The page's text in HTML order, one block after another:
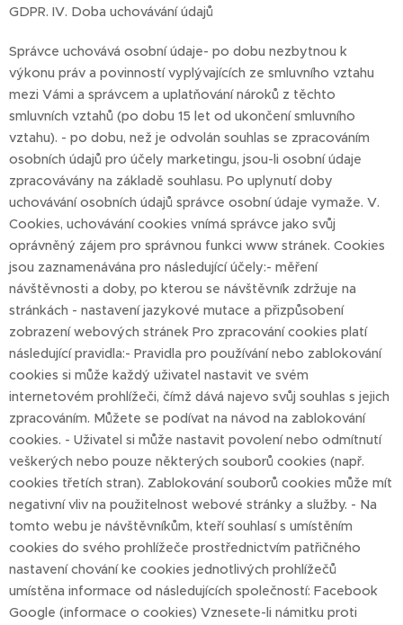
GDPR. IV. Doba uchovávání údajů
Správce uchovává osobní údaje- po dobu nezbytnou k
výkonu práv a povinností vyplývajících ze smluvního vztahu
mezi Vámi a správcem a uplatňování nároků z těchto
smluvních vztahů (po dobu 15 let od ukončení smluvního
vztahu). - po dobu, než je odvolán souhlas se zpracováním
osobních údajů pro účely marketingu, jsou-li osobní údaje
zpracovávány na základě souhlasu. Po uplynutí doby
uchovávání osobních údajů správce osobní údaje vymaže. V.
Cookies, uchovávání cookies vnímá správce jako svůj
oprávněný zájem pro správnou funkci www stránek. Cookies
jsou zaznamenávána pro následující účely:- měření
návštěvnosti a doby, po kterou se návštěvník zdržuje na
stránkách - nastavení jazykové mutace a přizpůsobení
zobrazení webových stránek Pro zpracování cookies platí
následující pravidla:- Pravidla pro používání nebo zablokování
cookies si může každý uživatel nastavit ve svém
internetovém prohlížeči, čímž dává najevo svůj souhlas s jejich
zpracováním. Můžete se podívat na návod na zablokování
cookies. - Uživatel si může nastavit povolení nebo odmítnutí
veškerých nebo pouze některých souborů cookies (např.
cookies třetích stran). Zablokování souborů cookies může mít
negativní vliv na použitelnost webové stránky a služby. - Na
tomto webu je návštěvníkům, kteří souhlasí s umístěním
cookies do svého prohlížeče prostřednictvím patřičného
nastavení chování ke cookies jednotlivých prohlížečů
umístěna informace od následujících společností: Facebook
Google (informace o cookies) Vznesete-li námitku proti